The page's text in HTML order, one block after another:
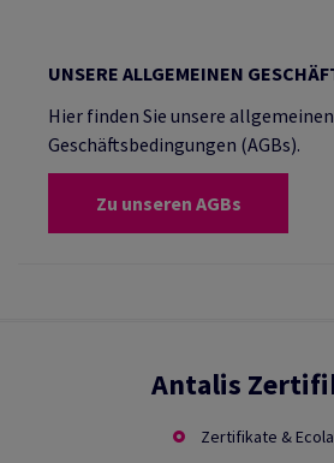
UNSERE ALLGEMEINEN
Hier finden Sie unsere allgemeinen
Geschäftsbedingungen (AGBs).
Zu unseren AGBs
Antalis
Zertifikate &